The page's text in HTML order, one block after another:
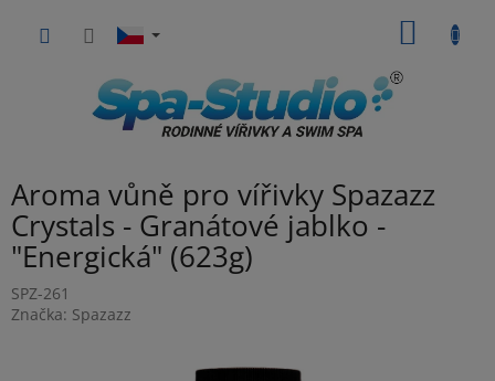
Aroma vůně pro vířivky Spazazz
Crystals - Granátové jablko -
"Energická" (623g)
SPZ-261
Značka: Spazazz